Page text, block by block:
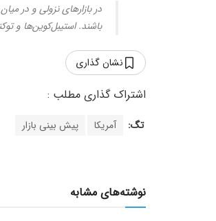
در بازارهای نزولی و در
باشند. استیبل‌کوین‌ها و
نشان گذاری
تگ: آمریکا پیش بینی بازار
نوشته‌های مشابه